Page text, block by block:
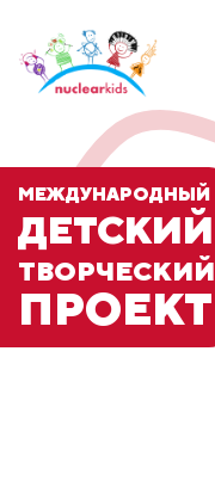
МЕЖДУНАРОДНЫЙ
ДЕТСКИЙ
ТВОРЧЕСКИЙ
ПРОЕКТ